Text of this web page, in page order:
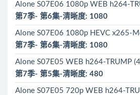
Alone S07E06 1080p WEB h264-
第7季- 第6集-清晰度: 1080
Alone S07E06 1080p HEVC x265-
第7季- 第6集-清晰度: 1080
Alone S07E05 WEB h264-TRUMP
第7季- 第5集-清晰度: 480
Alone S07E05 720p WEB h264-